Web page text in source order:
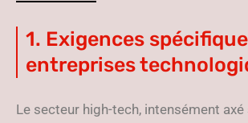
1. Exigences
entreprises
Le secteur high-tech, intensément axé